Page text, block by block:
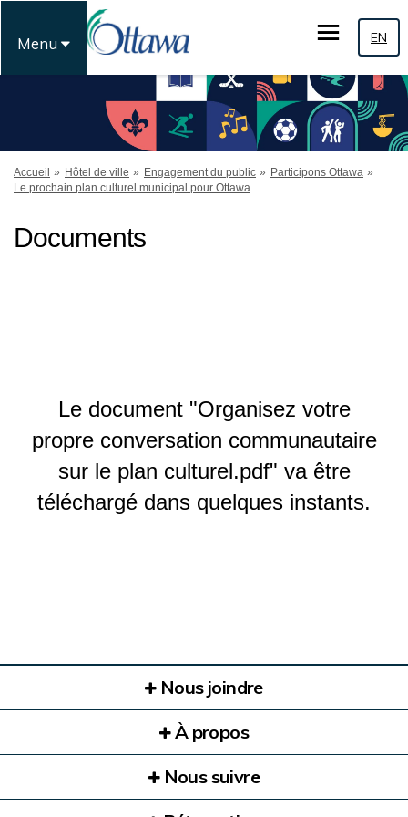
Menu EN
Vous êtes ici:
Accueil Hôtel de ville Engagement du public
Participons Ottawa
Le prochain plan culturel municipal pour Ottawa
Documents
Le document "Organisez votre
propre conversation communautaire
sur le plan culturel.pdf" va être
téléchargé dans quelques instants.
Nous joindre
À propos
Nous suivre